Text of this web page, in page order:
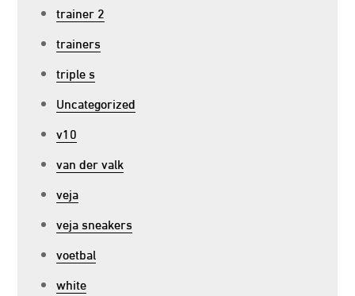
trainer 2
trainers
triple s
Uncategorized
v10
van der valk
veja
veja sneakers
voetbal
white